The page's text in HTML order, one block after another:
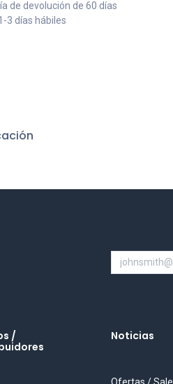
de devolución de 60 días
3 días hábiles
/
Noticias